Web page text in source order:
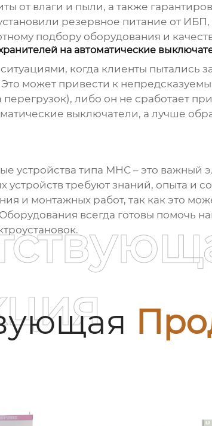
от влаги и пыли, а также
резервное питание от
подбору оборудования и
на автоматические
когда клиенты пытались
Это может привести к
либо он не сработает
выключатели, а лучше
устройства типа МНС– это важный
устройств требуют знаний, опыта и
и монтажных работ, так как это
всегда готовы помочь